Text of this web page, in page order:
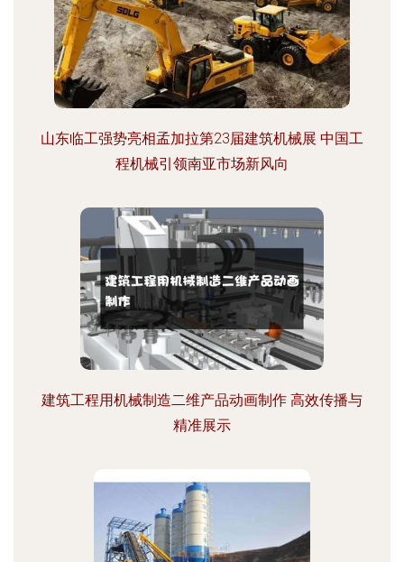
山东临工强势亮相孟加拉第23届建筑机械展 中国工
程机械引领南亚市场新风向
建筑工程用机械制造二维产品动画制作 高效传播与
精准展示